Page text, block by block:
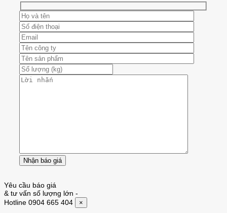
Yêu cầu báo giá
& tư vấn số lượng lớn -
Hotline 0904 665 404
×